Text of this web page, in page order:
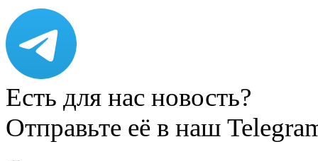
Есть для нас новость?
Отправьте её в наш